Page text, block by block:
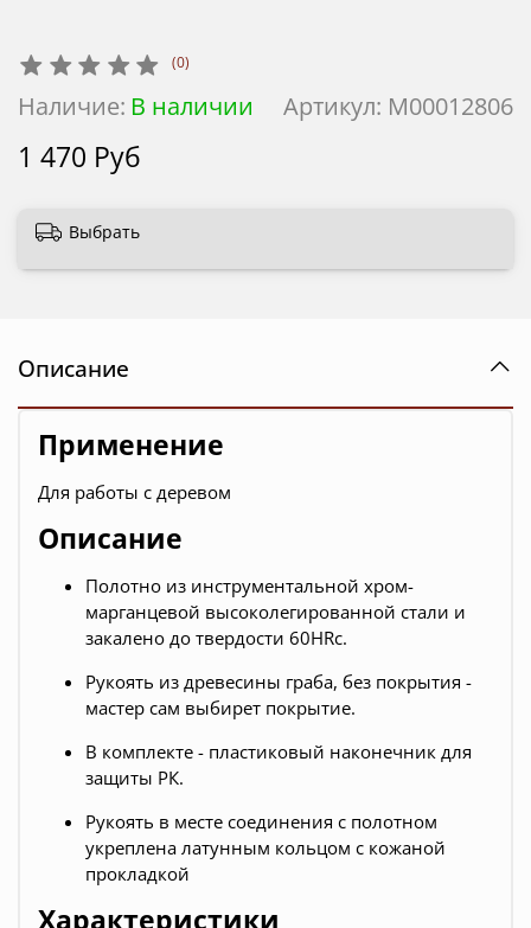
(0)
Артикул: М00012806
Наличие: В наличии
1 470 Руб
Выбрать
Описание
Применение
Для работы с деревом
Описание
Полотно из инструментальной хром-
марганцевой высоколегированной стали и
закалено до твердости 60HRc.
Рукоять из древесины граба, без покрытия -
мастер сам выбирет покрытие.
В комплекте - пластиковый наконечник для
защиты РК.
Рукоять в месте соединения с полотном
укреплена латунным кольцом с кожаной
прокладкой
Характеристики